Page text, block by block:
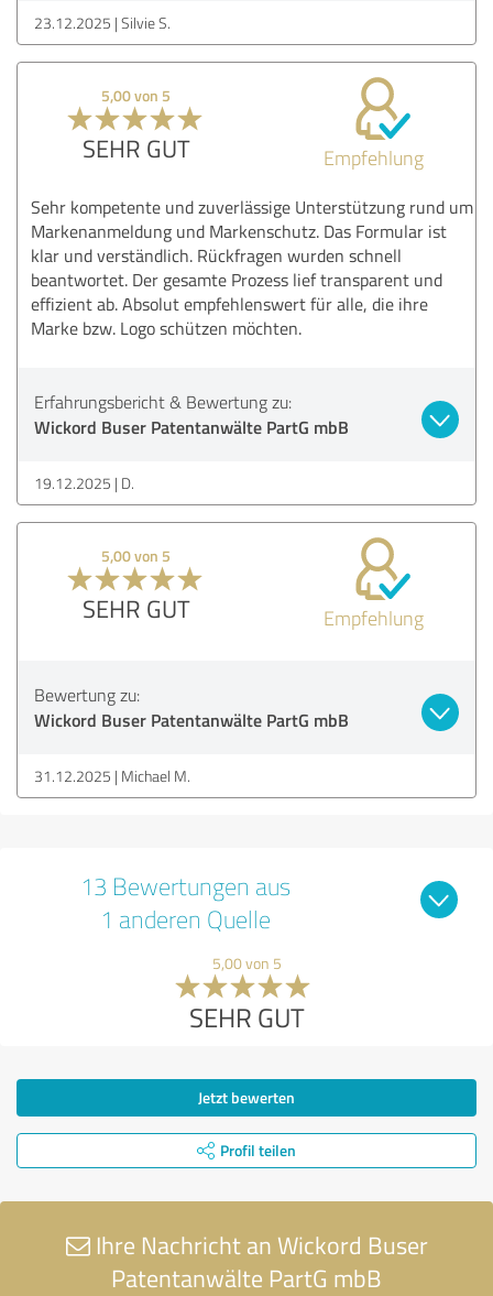
23.12.2025 Silvie S.
5,00 von 5
SEHR GUT Empfehlung
Sehr kompetente und zuverlässige Unterstützung rund um
Markenanmeldung und Markenschutz. Das Formular ist
klar und verständlich. Rückfragen wurden schnell
beantwortet. Der gesamte Prozess lief transparent und
effizient ab. Absolut empfehlenswert für alle, die ihre
Marke bzw. Logo schützen möchten.
Erfahrungsbericht & Bewertung zu:
Wickord Buser Patentanwälte PartG mbB
19.12.2025 D.
5,00 von 5
SEHR GUT Empfehlung
Bewertung zu:
Wickord Buser Patentanwälte PartG mbB
31.12.2025 Michael M.
13 Bewertungen aus
1 anderen Quelle
5,00 von 5
SEHR GUT
Jetzt bewerten
Profil teilen
Ihre Nachricht an Wickord Buser
Patentanwälte PartG mbB